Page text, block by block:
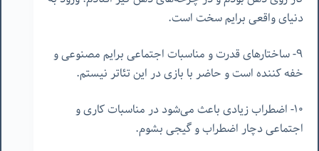
دنیای واقعی برایم سخت است.
٩- ساختارهای قدرت و مناسبات اجتماعی برایم مصنوعی و
خفه کننده است و حاضر با بازی در این تئاتر نیستم.
١٠- اضطراب زیادی باعث می‌شود در مناسبات کاری و
اجتماعی دچار اضطراب و گیجی بشوم.